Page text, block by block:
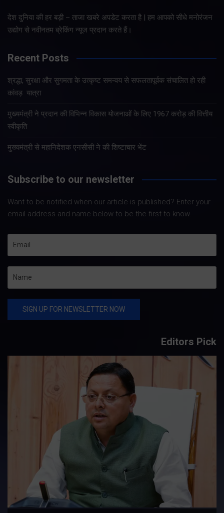
देश दुनिया की हर बड़ी – ताजा खबरे अपडेट करता है | हम आपको सीधे मनोरंजन
उद्योग से नवीनतम ब्रेकिंग न्यूज प्रदान करते हैं।
Recent Posts
श्रद्धा, सुरक्षा और सुगमता के उत्कृष्ट समन्वय से सफलतापूर्वक संचालित हो रही
कांवड़ यात्रा
मुख्यमंत्री ने प्रदान की विभिन्न विकास योजनाओं के लिए 1967 करोड़ की वित्तीय
स्वीकृति
मुख्यमंत्री से महानिदेशक एनसीसी ने की शिष्टाचार भेंट
Subscribe to our newsletter
Want to be notified when our article is published? Enter your
email address and name below to be the first to know.
Editors Pick